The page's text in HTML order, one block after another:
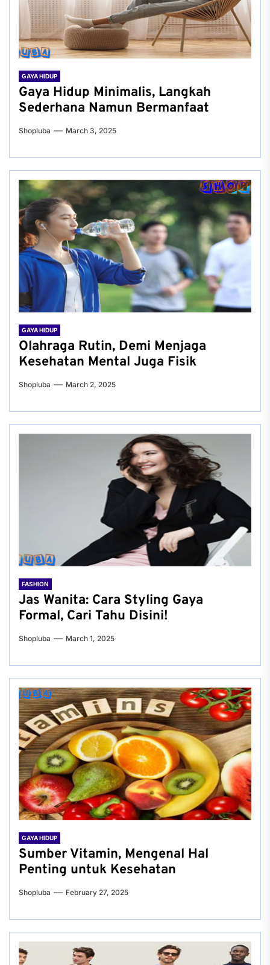
GAYA HIDUP
Gaya Hidup Minimalis, Langkah
Sederhana Namun Bermanfaat
Shopluba March 3, 2025
GAYA HIDUP
Olahraga Rutin, Demi Menjaga
Kesehatan Mental Juga Fisik
Shopluba March 2, 2025
FASHION
Jas Wanita: Cara Styling Gaya
Formal, Cari Tahu Disini!
Shopluba March 1, 2025
GAYA HIDUP
Sumber Vitamin, Mengenal Hal
Penting untuk Kesehatan
Shopluba February 27, 2025